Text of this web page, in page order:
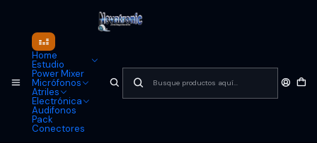
Home
Estudio
Power Mixer
Micrófonos
Atriles
Electrónica
Audifonos
Pack
Conectores